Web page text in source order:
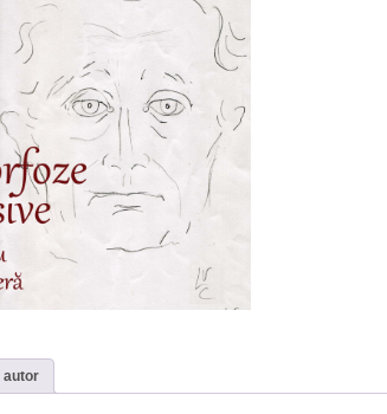
autor